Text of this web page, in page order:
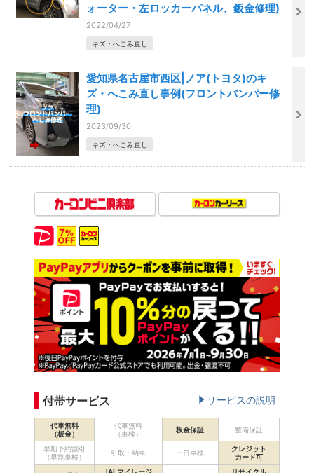
ォーター・左ロッカーパネル、鈑金修理)
2022/04/27
キズ・へこみ直し
愛知県名古屋市西区|ノア(トヨタ)のキ
ズ・へこみ直し事例(フロントバンパー修
理)
2023/09/30
キズ・へこみ直し
付帯サービス サービスの説明
代車無料
（板金）
代車無料
（車検）
板金保証 整備保証
早期予約割引
（早割車検）
引取・納車 一日車検
クレジット
カード可